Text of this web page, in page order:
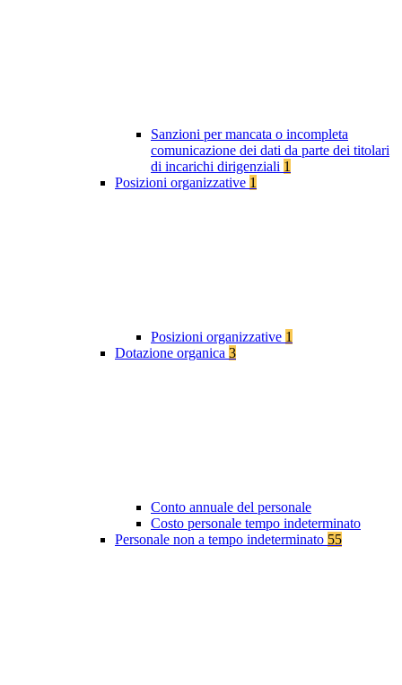
Sanzioni per mancata o incompleta
comunicazione dei dati da parte dei titolari
di incarichi dirigenziali 1
Posizioni organizzative 1
Posizioni organizzative 1
Dotazione organica 3
Conto annuale del personale
Costo personale tempo indeterminato
Personale non a tempo indeterminato 55